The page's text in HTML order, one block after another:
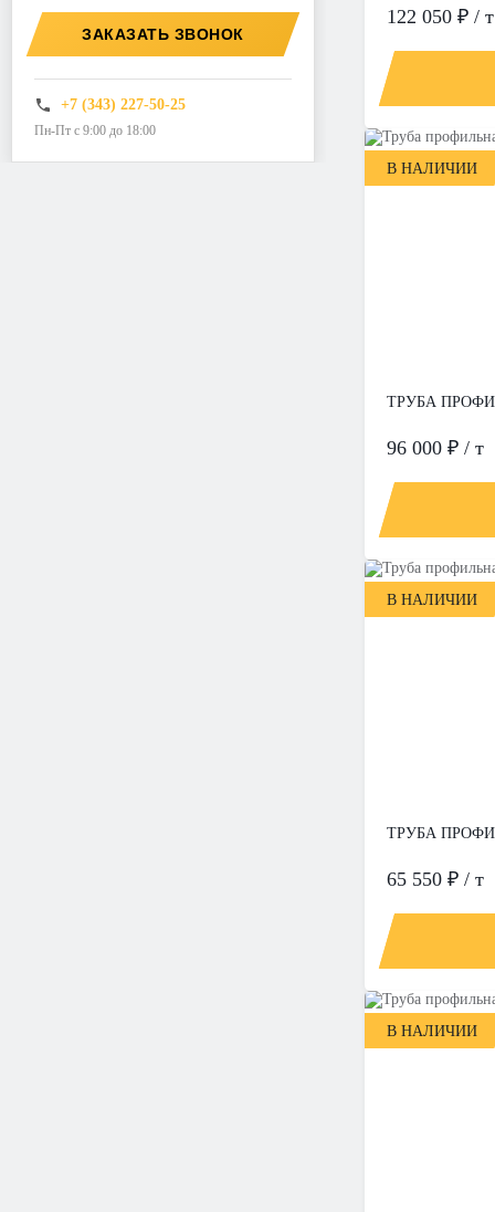
ЗАКАЗАТЬ ЗВОНОК
+7 (343) 227-50-25
Пн-Пт с 9:00 до 18:00
122 050 ₽ / т
В НАЛИЧИИ
ТРУБА
96 000 ₽ / т
В НАЛИЧИИ
ТРУБА
65 550 ₽ / т
В НАЛИЧИИ